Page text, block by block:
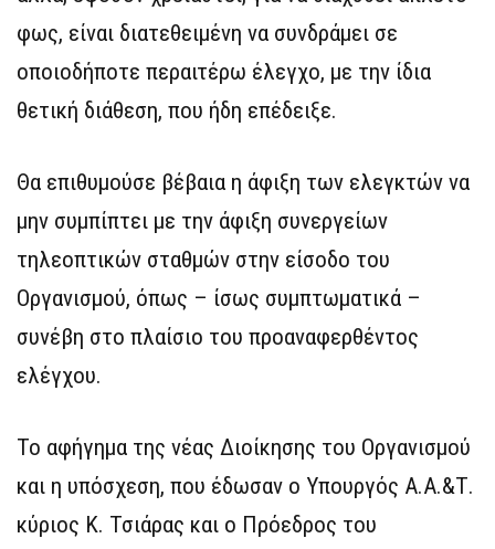
φως, είναι διατεθειμένη να συνδράμει σε
οποιοδήποτε περαιτέρω έλεγχο, με την ίδια
θετική διάθεση, που ήδη επέδειξε.
Θα επιθυμούσε βέβαια η άφιξη των ελεγκτών να
μην συμπίπτει με την άφιξη συνεργείων
τηλεοπτικών σταθμών στην είσοδο του
Οργανισμού, όπως – ίσως συμπτωματικά –
συνέβη στο πλαίσιο του προαναφερθέντος
ελέγχου.
Το αφήγημα της νέας Διοίκησης του Οργανισμού
και η υπόσχεση, που έδωσαν ο Υπουργός Α.Α.&Τ.
κύριος Κ. Τσιάρας και ο Πρόεδρος του